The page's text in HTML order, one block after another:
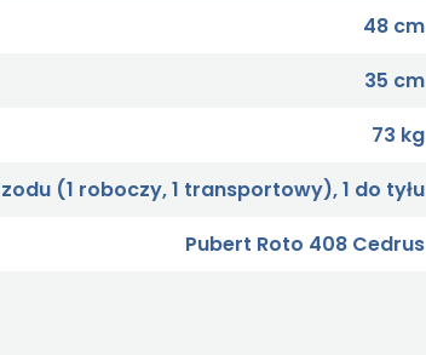
48 cm
35 cm
73 kg
(1 roboczy, 1 transportowy), 1 do tyłu
Pubert Roto 408 Cedrus